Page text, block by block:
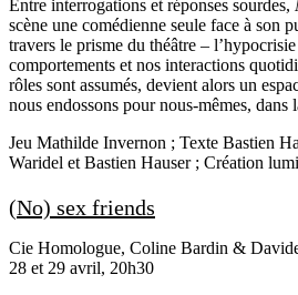
Entre interrogations et réponses sourdes,
scène une comédienne seule face à son
travers le prisme du théâtre –
comportements et nos interactions
rôles sont assumés, devient alors un
nous endossons pour nous-mêmes, dans
Jeu Mathilde Invernon ; Texte Bastien
Waridel et Bastien Hauser ; Création
(No) sex friends
Cie Homologue, Coline Bardin &
28 et 29 avril, 20h30